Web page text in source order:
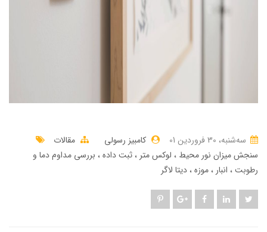
ﺳﻪشنبه، 30 فروردین 01 کامبیز رسولی
مقالات
سنجش میزان نور محیط
لوکس متر ثبت داده بررسی مداوم دما و
رطوبت انبار موزه دیتا لاگر